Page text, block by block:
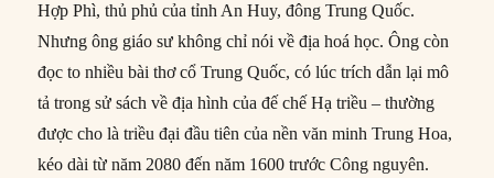
Hợp Phì, thủ phủ của tỉnh An Huy, đông Trung Quốc.
Nhưng ông giáo sư không chỉ nói về địa hoá học. Ông còn
đọc to nhiều bài thơ cổ Trung Quốc, có lúc trích dẫn lại mô
tả trong sử sách về địa hình của đế chế Hạ triều – thường
được cho là triều đại đầu tiên của nền văn minh Trung Hoa,
kéo dài từ năm 2080 đến năm 1600 trước Công nguyên.